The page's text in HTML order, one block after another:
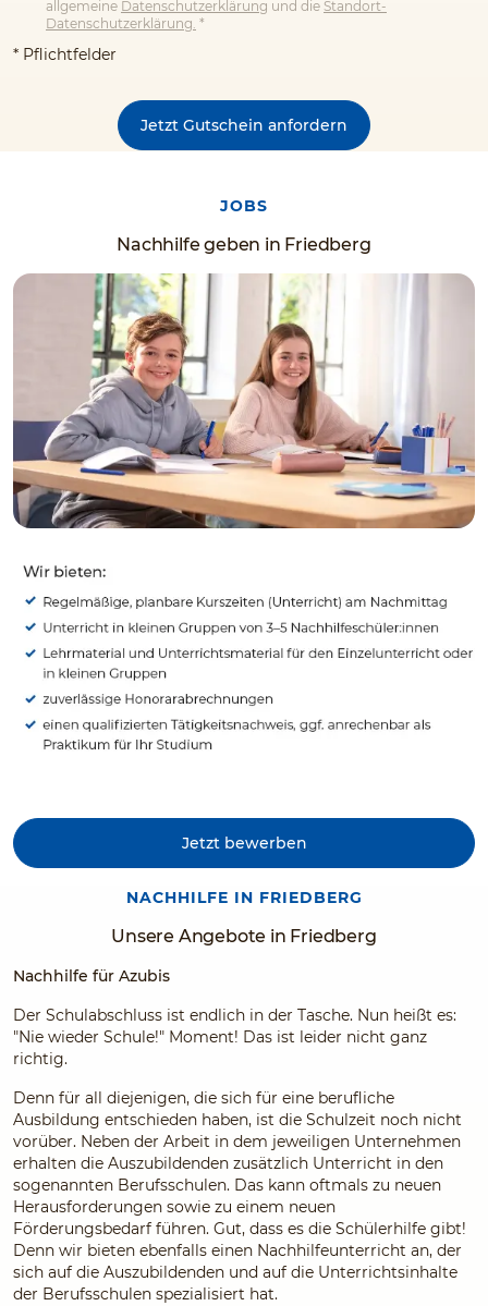
allgemeine Datenschutzerklärung und die Standort-
Datenschutzerklärung. *
* Pflichtfelder
Jetzt Gutschein anfordern
JOBS
Nachhilfe geben in Friedberg
Jetzt bewerben
NACHHILFE IN FRIEDBERG
Unsere Angebote in Friedberg
Nachhilfe für Azubis
Der Schulabschluss ist endlich in der Tasche. Nun heißt es:
"Nie wieder Schule!" Moment! Das ist leider nicht ganz
richtig.
Denn für all diejenigen, die sich für eine berufliche
Ausbildung entschieden haben, ist die Schulzeit noch nicht
vorüber. Neben der Arbeit in dem jeweiligen Unternehmen
erhalten die Auszubildenden zusätzlich Unterricht in den
sogenannten Berufsschulen. Das kann oftmals zu neuen
Herausforderungen sowie zu einem neuen
Förderungsbedarf führen. Gut, dass es die Schülerhilfe gibt!
Denn wir bieten ebenfalls einen Nachhilfeunterricht an, der
sich auf die Auszubildenden und auf die Unterrichtsinhalte
der Berufsschulen spezialisiert hat.